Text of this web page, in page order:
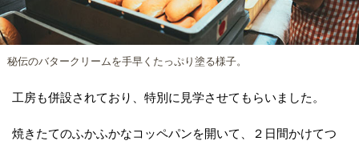
秘伝のバタークリームを手早くたっぷり塗る様子。
工房も併設されており、特別に見学させてもらいました。
焼きたてのふかふかなコッペパンを開いて、２日間かけてつ